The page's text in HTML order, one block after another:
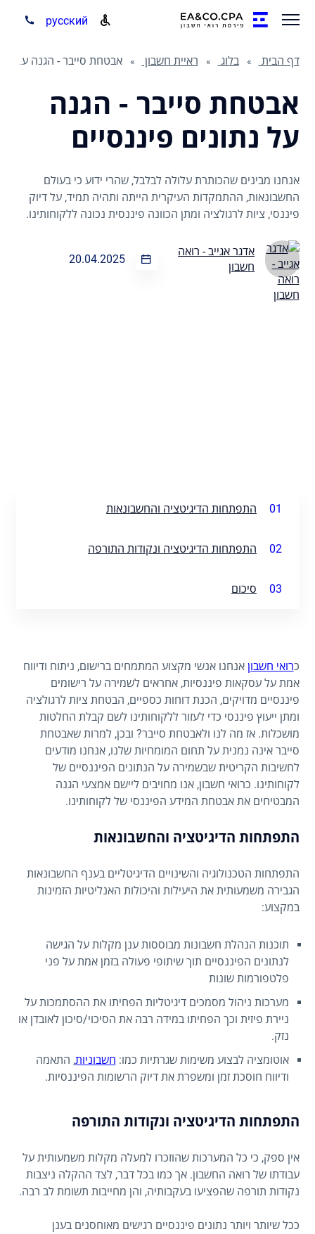
русский
דף הבית בלוג ראיית חשבון אבטחת סייבר - הגנה על נתונים פיננסיים
אבטחת סייבר - הגנה
על נתונים פיננסיים
אנחנו מבינים שהכותרת עלולה לבלבל, שהרי ידוע כי בעולם
החשבונאות, ההתמקדות העיקרית הייתה ותהיה תמיד, על דיוק
פיננסי, ציות לרגולציה ומתן הכוונה פיננסית נכונה ללקוחותינו.
אדגר אגייב - רואה
חשבון
20.04.2025
01 התפתחות הדיגיטציה והחשבונאות
02 התפתחות הדיגיטציה ונקודות התורפה
03 סיכום
כרואי חשבון אנחנו אנשי מקצוע המתמחים ברישום, ניתוח ודיווח
אמת על עסקאות פיננסיות, אחראים לשמירה על רישומים
פיננסיים מדויקים, הכנת דוחות כספיים, הבטחת ציות לרגולציה
ומתן ייעוץ פיננסי כדי לעזור ללקוחותינו לשם קבלת החלטות
מושכלות. אז מה לנו ולאבטחת סייבר? ובכן, למרות שאבטחת
סייבר אינה נמנית על תחום המומחיות שלנו, אנחנו מודעים
לחשיבות הקריטית שבשמירה על הנתונים הפיננסיים של
לקוחותינו. כרואי חשבון, אנו מחויבים ליישם אמצעי הגנה
המבטיחים את אבטחת המידע הפיננסי של לקוחותינו.
התפתחות הדיגיטציה והחשבונאות
התפתחות הטכנולוגיה והשינויים הדיגיטליים בענף החשבונאות
הגבירה משמעותית את היעילות והיכולות האנליטיות הזמינות
במקצוע:
תוכנות הנהלת חשבונות מבוססות ענן מקלות על הגישה
לנתונים הפיננסיים תוך שיתופי פעולה בזמן אמת על פני
פלטפורמות שונות
מערכות ניהול מסמכים דיגיטליות הפחיתו את ההסתמכות על
ניירת פיזית וכך הפחיתו במידה רבה את הסיכוי/סיכון לאובדן או
נזק.
אוטומציה לבצוע משימות שגרתיות כמו: חשבוניות, התאמה
ודיווח חוסכת זמן ומשפרת את דיוק הרשומות הפיננסיות.
התפתחות הדיגיטציה ונקודות התורפה
אין ספק, כי כל המערכות שהוזכרו למעלה מקלות משמעותית על
עבודתו של רואה החשבון. אך כמו בכל דבר, לצד ההקלה ניצבות
נקודות תורפה שהפציעו בעקבותיה, והן מחייבות תשומת לב רבה.
ככל שיותר ויותר נתונים פיננסיים רגישים מאוחסנים בענן